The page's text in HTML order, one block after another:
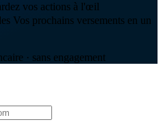
vos actions à l'œil
Vos prochains versements en un
· sans engagement